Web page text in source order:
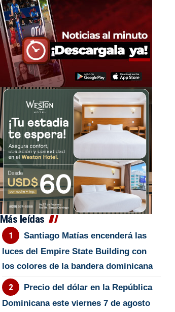
Más leídas
Santiago Matías encenderá las
luces del Empire State Building con
los colores de la bandera dominicana
Precio del dólar en la República
Dominicana este viernes 7 de agosto